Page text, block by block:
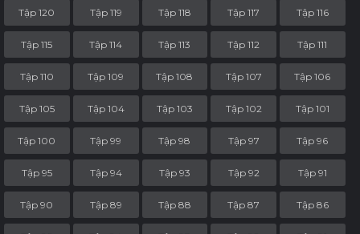
Tập 120 Tập 119 Tập 118 Tập 117 Tập 116
Tập 115 Tập 114 Tập 113 Tập 112 Tập 111
Tập 110 Tập 109 Tập 108 Tập 107 Tập 106
Tập 105 Tập 104 Tập 103 Tập 102 Tập 101
Tập 100 Tập 99 Tập 98 Tập 97 Tập 96
Tập 95 Tập 94 Tập 93 Tập 92 Tập 91
Tập 90 Tập 89 Tập 88 Tập 87 Tập 86